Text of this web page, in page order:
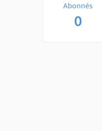
Abonnés
0